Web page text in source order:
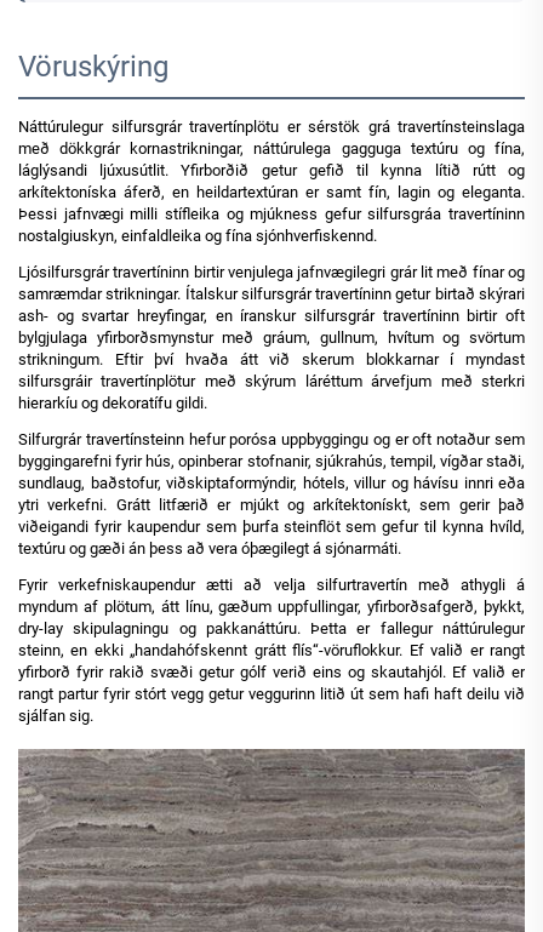
Vöruskýring
Náttúrulegur silfursgrár travertínplötu er sérstök grá travertínsteinslaga
með dökkgrár kornastrikningar, náttúrulega gagguga textúru og fína,
láglýsandi ljúxusútlit. Yfirborðið getur gefið til kynna lítið rútt og
arkítektoníska áferð, en heildartextúran er samt fín, lagin og eleganta.
Þessi jafnvægi milli stífleika og mjúkness gefur silfursgráa travertíninn
nostalgiuskyn, einfaldleika og fína sjónhverfiskennd.
Ljósilfursgrár travertíninn birtir venjulega jafnvægilegri grár lit með fínar og
samræmdar strikningar. Ítalskur silfursgrár travertíninn getur birtað skýrari
ash- og svartar hreyfingar, en íranskur silfursgrár travertíninn birtir oft
bylgjulaga yfirborðsmynstur með gráum, gullnum, hvítum og svörtum
strikningum. Eftir því hvaða átt við skerum blokkarnar í myndast
silfursgráir travertínplötur með skýrum láréttum árvefjum með sterkri
hierarkíu og dekoratífu gildi.
Silfurgrár travertínsteinn hefur porósa uppbyggingu og er oft notaður sem
byggingarefni fyrir hús, opinberar stofnanir, sjúkrahús, tempil, vígðar staði,
sundlaug, baðstofur, viðskiptaformýndir, hótels, villur og hávísu innri eða
ytri verkefni. Grátt litfærið er mjúkt og arkítektonískt, sem gerir það
viðeigandi fyrir kaupendur sem þurfa steinflöt sem gefur til kynna hvíld,
textúru og gæði án þess að vera óþægilegt á sjónarmáti.
Fyrir verkefniskaupendur ætti að velja silfurtravertín með athygli á
myndum af plötum, átt línu, gæðum uppfullingar, yfirborðsafgerð, þykkt,
dry-lay skipulagningu og pakkanáttúru. Þetta er fallegur náttúrulegur
steinn, en ekki „handahófskennt grátt flís“-vöruflokkur. Ef valið er rangt
yfirborð fyrir rakið svæði getur gólf verið eins og skautahjól. Ef valið er
rangt partur fyrir stórt vegg getur veggurinn litið út sem hafi haft deilu við
sjálfan sig.